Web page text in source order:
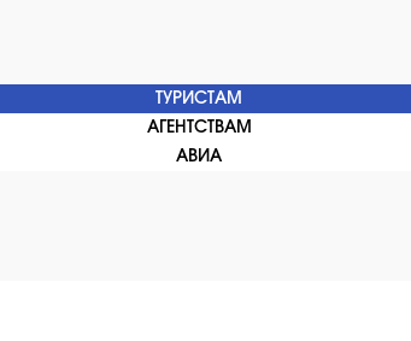
ТУРИСТАМ
АГЕНТСТВАМ
АВИА